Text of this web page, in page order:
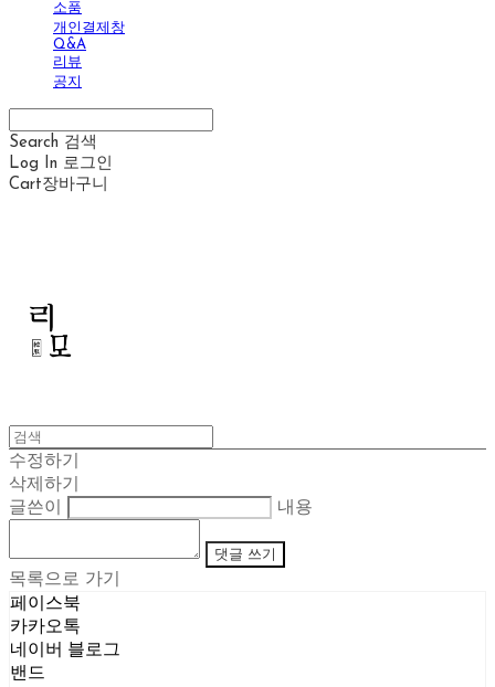
소품
개인결제창
Q&A
리뷰
공지
Search 검색
Log In 로그인
Cart장바구니
수정하기
삭제하기
글쓴이
내용
댓글 쓰기
목록으로 가기
페이스북
카카오톡
네이버 블로그
밴드